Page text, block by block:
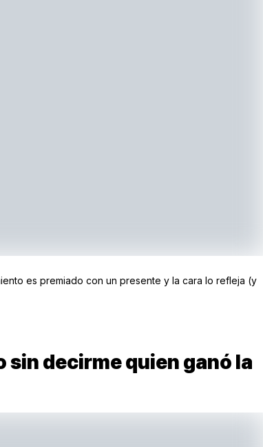
es premiado con un presente y la cara lo refleja (y
sin decirme quien ganó la